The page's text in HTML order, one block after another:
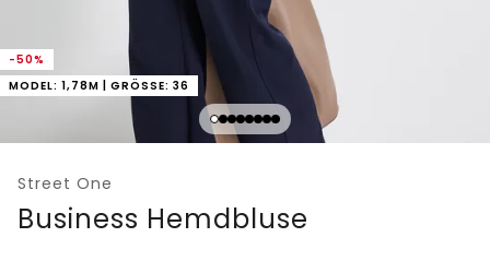
-50%
MODEL: 1,78M | GRÖSSE: 36
Street One
Business Hemdbluse